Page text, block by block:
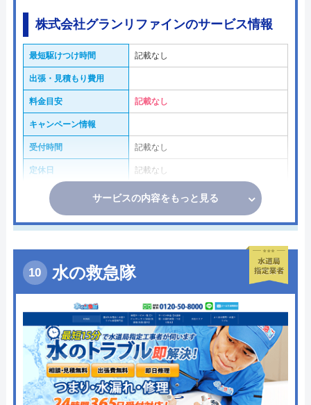
株式会社グランリファインのサービス情報
最短駆けつけ時間 記載なし
出張・見積もり費用
料金目安 記載なし
キャンペーン情報
受付時間 記載なし
定休日 記載なし
サービスの内容をもっと見る
水の救急隊